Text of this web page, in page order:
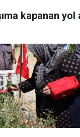
kapanan yol